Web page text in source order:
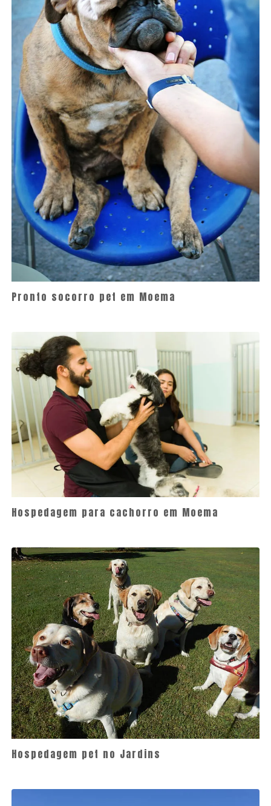
Pronto socorro pet em Moema
Hospedagem para cachorro em Moema
Hospedagem pet no Jardins